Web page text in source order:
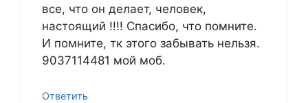
все, что он делает, человек,
настоящий !!!! Спасибо, что помните.
И помните, тк этого забывать нельзя.
9037114481 мой моб.
Ответить